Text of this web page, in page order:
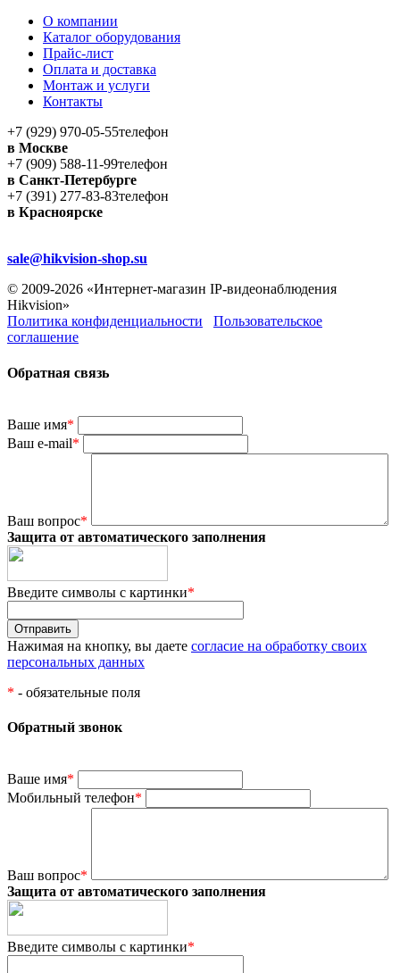
О компании
Каталог оборудования
Прайс-лист
Оплата и доставка
Монтаж и услуги
Контакты
+7 (929) 970-05-55телефон
в Москве
+7 (909) 588-11-99телефон
в Санкт-Петербурге
+7 (391) 277-83-83телефон
в Красноярске
sale@hikvision-shop.su
© 2009-2026 «Интернет-магазин IP-видеонаблюдения
Hikvision»
Политика конфиденциальности
Пользовательское
соглашение
Обратная связь
Ваше имя*
Ваш e-mail*
Ваш вопрос*
Защита от автоматического заполнения
Введите символы с картинки*
Нажимая на кнопку, вы даете согласие на обработку своих
персональных данных
* - обязательные поля
Обратный звонок
Ваше имя*
Мобильный телефон*
Ваш вопрос*
Защита от автоматического заполнения
Введите символы с картинки*